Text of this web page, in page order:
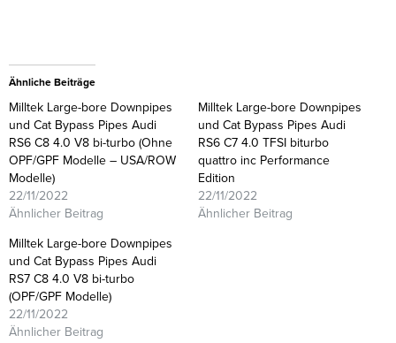
Ähnliche Beiträge
Milltek Large-bore Downpipes
und Cat Bypass Pipes Audi
RS6 C8 4.0 V8 bi-turbo (Ohne
OPF/GPF Modelle – USA/ROW
Modelle)
22/11/2022
Ähnlicher Beitrag
Milltek Large-bore Downpipes
und Cat Bypass Pipes Audi
RS6 C7 4.0 TFSI biturbo
quattro inc Performance
Edition
22/11/2022
Ähnlicher Beitrag
Milltek Large-bore Downpipes
und Cat Bypass Pipes Audi
RS7 C8 4.0 V8 bi-turbo
(OPF/GPF Modelle)
22/11/2022
Ähnlicher Beitrag